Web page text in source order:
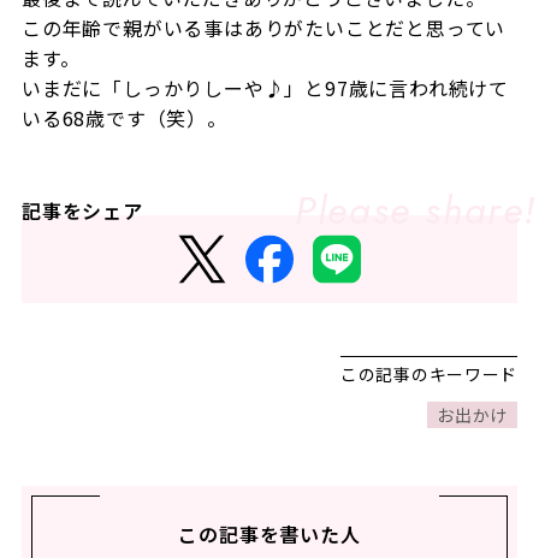
この年齢で親がいる事はありがたいことだと思ってい
ます。
いまだに「しっかりしーや♪」と97歳に言われ続けて
いる68歳です（笑）。
記事をシェア
この記事のキーワード
お出かけ
この記事を書いた人